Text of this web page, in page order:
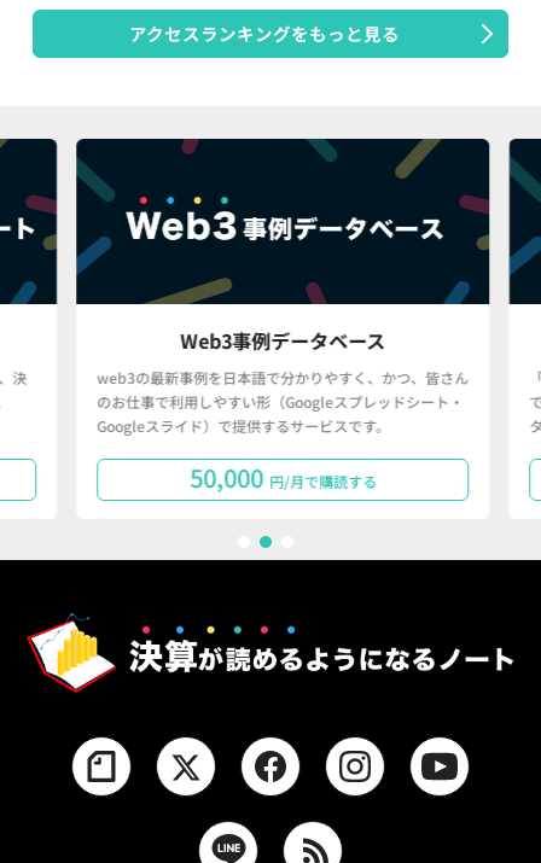
アクセスランキングをもっと見る
Web3事例データベース
web3の最新事例を日本語で分かりやすく、かつ、皆さん
のお仕事で利用しやすい形（Googleスプレッドシート・
Googleスライド）で提供するサービスです。
50,000 円/月で購読する